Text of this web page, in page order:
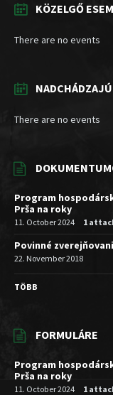
KÖZELGŐ
There are no events
There are no events
Program
Prša na roky
11. October 2024 1
Povinné
22. November 2018
TÖBB
FORMULÁRE
Program
Prša na roky
11. October 2024 1